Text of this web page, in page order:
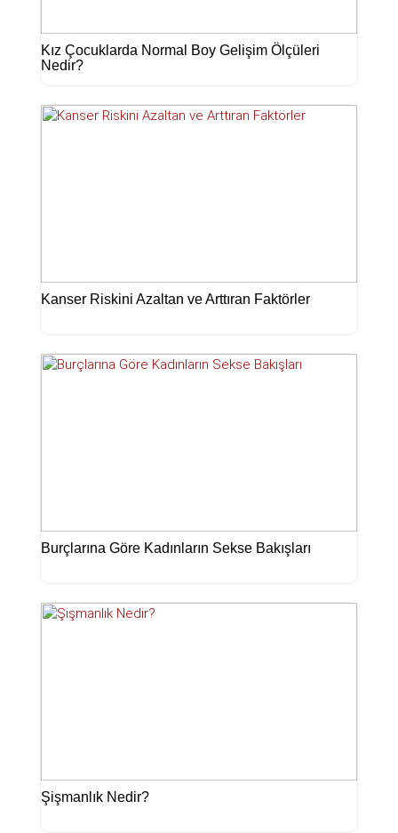
Kız Çocuklarda Normal Boy Gelişim Ölçüleri
Nedir?
Kanser Riskini Azaltan ve Arttıran Faktörler
Burçlarına Göre Kadınların Sekse Bakışları
Şişmanlık Nedir?